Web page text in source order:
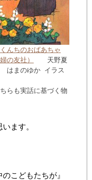
くんちのおばあちゃ
の友社）
天野夏
まのゆか イラス
実話に基づく物
ます。
こどもたちが』